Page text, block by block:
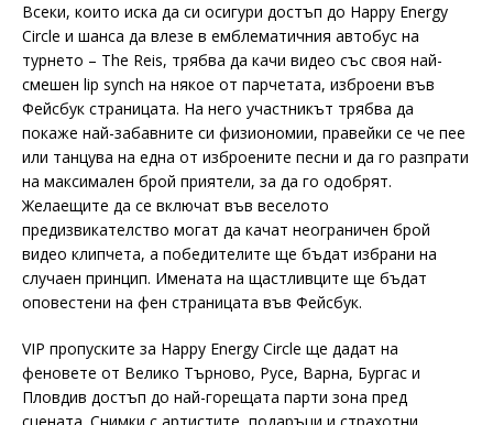
Всеки, които иска да си осигури достъп до Happy Energy
Circle и шанса да влезе в емблематичния автобус на
турнето – The Reis, трябва да качи видео със своя най-
смешен lip synch на някое от парчетата, изброени във
Фейсбук страницата. На него участникът трябва да
покаже най-забавните си физиономии, правейки се че пее
или танцува на една от изброените песни и да го разпрати
на максимален брой приятели, за да го одобрят.
Желаещите да се включат във веселото
предизвикателство могат да качат неограничен брой
видео клипчета, а победителите ще бъдат избрани на
случаен принцип. Имената на щастливците ще бъдат
оповестени на фен страницата във Фейсбук.
VIP пропуските за Happy Energy Circle ще дадат на
феновете от Велико Търново, Русе, Варна, Бургас и
Пловдив достъп до най-горещата парти зона пред